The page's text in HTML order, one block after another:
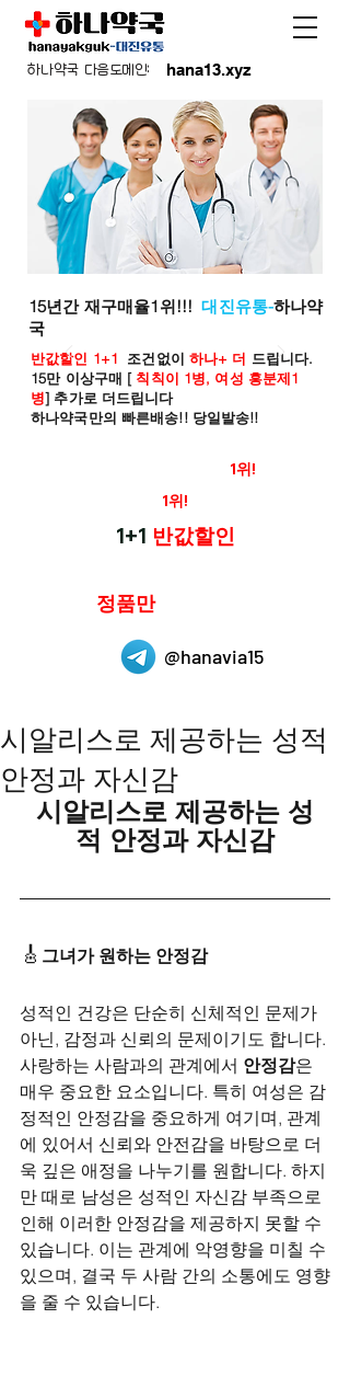
hana13.xyz
하나약국 다음도메인:
15년간 재구매율1위!!!대진유통-하나약
국
반값할인 1+1 조건없이 하나+ 더 드립니다.
15만 이상구매 [ 칙칙이 1병, 여성 흥분제1
병] 추가로 더드립니다
하나약국만의 빠른배송!! 당일발송!!
1위!
1위!
1+1 반값할인
정품만
@hanavia15
시알리스로 제공하는 성적
안정과 자신감
시알리스로 제공하는 성
적 안정과 자신감
🎸 그녀가 원하는 안정감
성적인 건강은 단순히 신체적인 문제가
아닌, 감정과 신뢰의 문제이기도 합니다.
사랑하는 사람과의 관계에서 안정감은
매우 중요한 요소입니다. 특히 여성은 감
정적인 안정감을 중요하게 여기며, 관계
에 있어서 신뢰와 안전감을 바탕으로 더
욱 깊은 애정을 나누기를 원합니다. 하지
만 때로 남성은 성적인 자신감 부족으로
인해 이러한 안정감을 제공하지 못할 수
있습니다. 이는 관계에 악영향을 미칠 수
있으며, 결국 두 사람 간의 소통에도 영향
을 줄 수 있습니다.